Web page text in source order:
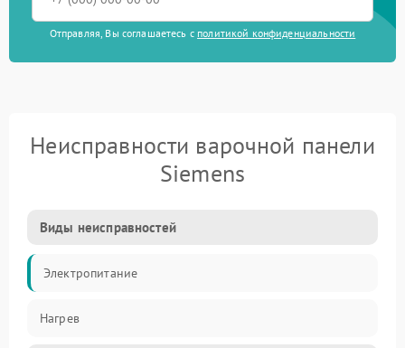
Отправляя, Вы соглашаетесь с политикой конфиденциальности
Неисправности варочной панели
Siemens
Виды неисправностей
Электропитание
Нагрев